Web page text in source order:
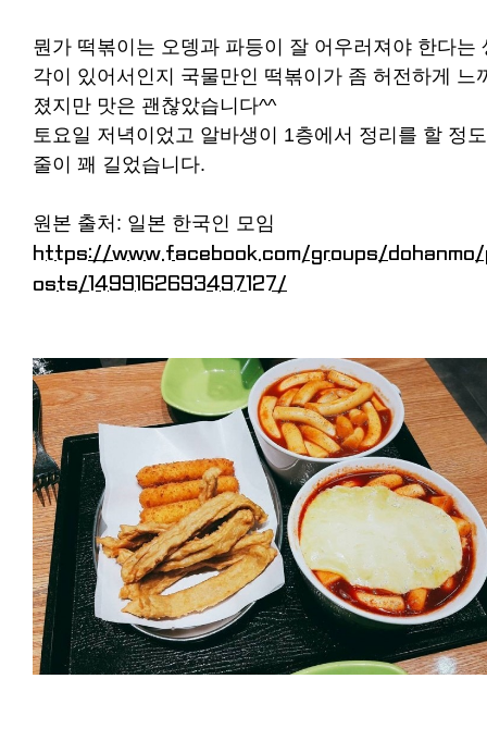
뭔가 떡볶이는 오뎅과 파등이 잘 어우러져야 한다는
각이 있어서인지 국물만인 떡볶이가 좀 허전하게 느
졌지만 맛은 괜찮았습니다^^
토요일 저녁이었고 알바생이 1층에서 정리를 할 정
줄이 꽤 길었습니다.
원본 출처: 일본 한국인 모임
https://www.facebook.com/groups/
osts/1499162693497127/